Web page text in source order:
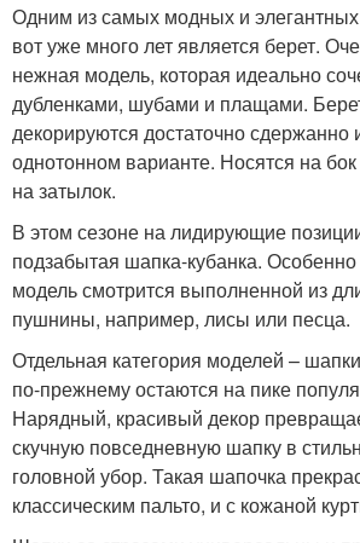
Одним из самых модных и
вот уже много лет является берет.
нежная модель, которая идеально
дубленками, шубами и плащами.
декорируются достаточно
однотонном варианте. Носятся на
на затылок.
В этом сезоне на лидирующие
подзабытая шапка-кубанка.
модель смотрится выполненной из
пушнины, например, лисы или песца.
Отдельная категория моделей –
по-прежнему остаются на пике
Нарядный, красивый декор
скучную повседневную шапку в
головной убор. Такая шапочка
классическим пальто, и с кожаной